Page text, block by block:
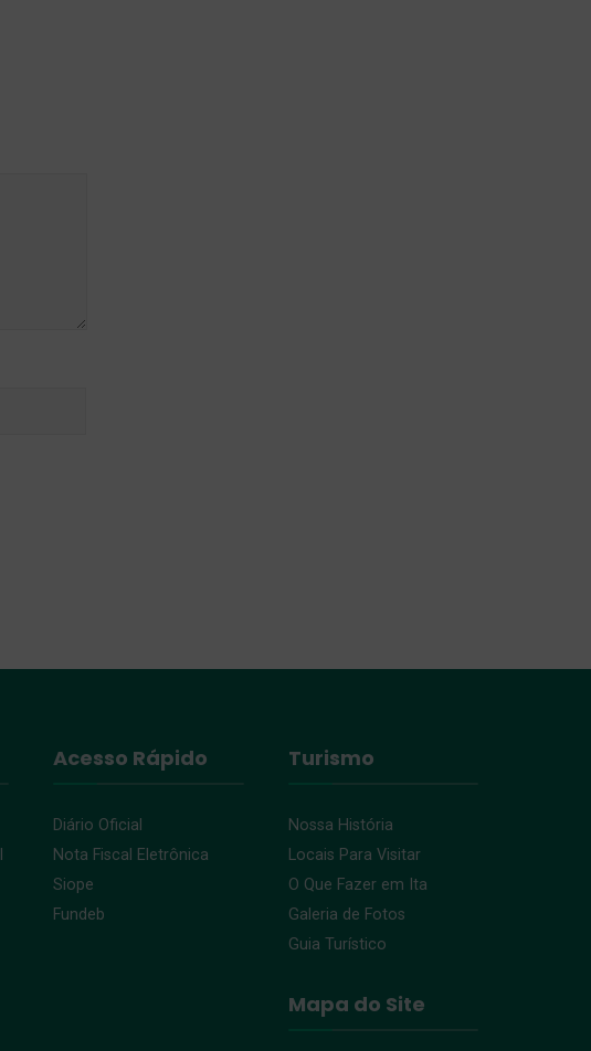
Acesso Rápido
Diário Oficial
Nota Fiscal Eletrônica
Siope
Fundeb
Turismo
Nossa História
Locais Para Visitar
O Que Fazer em Ita
Galeria de Fotos
Guia Turístico
Mapa do Site